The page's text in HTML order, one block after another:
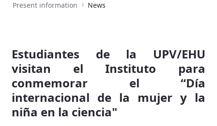
Present information News
Estudiantes de la UPV/EHU
visitan el Instituto para
conmemorar el “Día
internacional de la mujer y la
niña en la ciencia"